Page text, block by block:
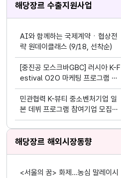
해당장르 수출지원사업
AI와 함께하는 국제계약ㆍ협상전
략 원데이클래스 (9/18, 선착순)
[중진공 모스크바GBC] 러시아 K-F
estival O2O 마케팅 프로그램 참
여기업 모집 공고(~8.19)
민관협력 K-뷰티 중소벤처기업 일
본 데뷔 프로그램 참여기업 모집공
고
해당장르 해외시장동향
<서울의 꿈> 화제...농심 말레이시